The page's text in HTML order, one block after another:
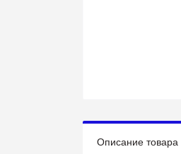
Описание товара